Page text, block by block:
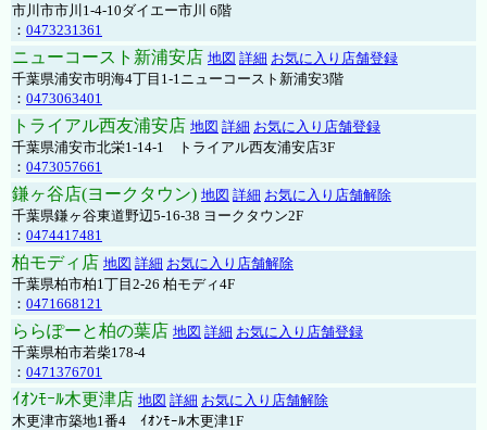
市川市市川1-4-10ダイエー市川 6階
： 0473231361
ニューコースト新浦安店 地図 詳細 お気に入り店舗登録
千葉県浦安市明海4丁目1-1ニューコースト新浦安3階
： 0473063401
トライアル西友浦安店 地図 詳細 お気に入り店舗登録
千葉県浦安市北栄1-14-1 トライアル西友浦安店3F
： 0473057661
鎌ヶ谷店(ヨークタウン) 地図 詳細 お気に入り店舗解除
千葉県鎌ヶ谷東道野辺5-16-38 ヨークタウン2F
： 0474417481
柏モディ店 地図 詳細 お気に入り店舗解除
千葉県柏市柏1丁目2-26 柏モディ4F
： 0471668121
ららぽーと柏の葉店 地図 詳細 お気に入り店舗登録
千葉県柏市若柴178-4
： 0471376701
ｲｵﾝﾓｰﾙ木更津店 地図 詳細 お気に入り店舗解除
木更津市築地1番4 ｲｵﾝﾓｰﾙ木更津1F